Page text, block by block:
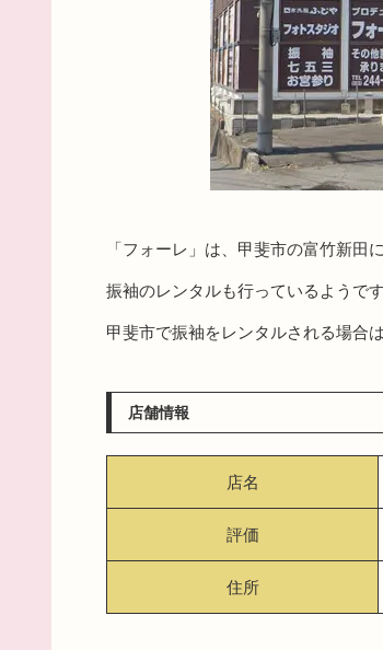
「フォーレ」は、甲斐市の富竹新田
振袖のレンタルも行っているようです
甲斐市で振袖をレンタルされる場合
店舗情報
店名
評価
住所